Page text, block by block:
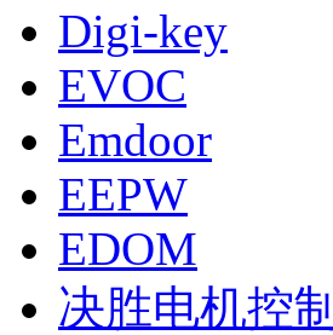
Digi-key
EVOC
Emdoor
EEPW
EDOM
决胜电机控